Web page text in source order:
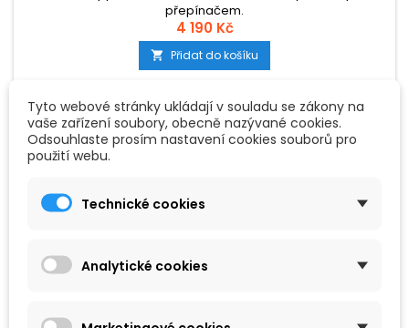
přepínačem.
4 190 Kč
 Přidat do košíku
Výprodej!
Tyto webové stránky ukládají v souladu se zákony na
vaše zařízení soubory, obecně nazývané cookies.
Odsouhlaste prosím nastavení cookies souborů pro
použití webu.
Technické cookies
Analytické cookies